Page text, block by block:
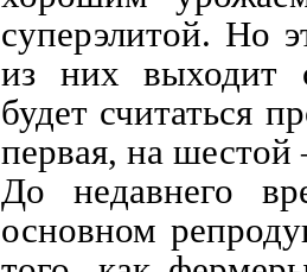
суперэлитой. Но
из них выходит
будет считаться
первая, на шестой
До недавнего
основном